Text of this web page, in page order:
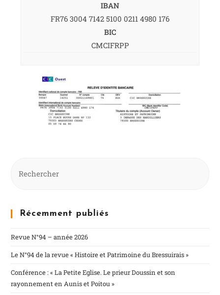
IBAN
FR76 3004 7142 5100 0211 4980 176
BIC
CMCIFRPP
Récemment publiés
Revue N°94 – année 2026
Le N°94 de la revue « Histoire et Patrimoine du Bressuirais »
Conférence : « La Petite Eglise. Le prieur Doussin et son
rayonnement en Aunis et Poitou »